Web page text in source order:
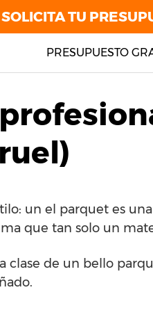
PRESUPUESTO
un el parquet es
que tan solo un
clase de un bello
SOLICITA TU